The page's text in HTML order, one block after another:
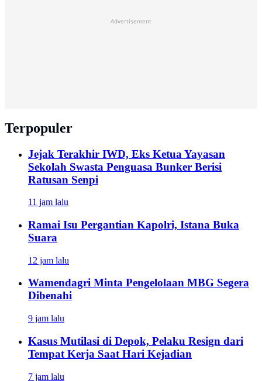
Advertisement
Terpopuler
Jejak Terakhir IWD, Eks Ketua Yayasan
Sekolah Swasta Penguasa Bunker Berisi
Ratusan Senpi
11 jam lalu
Ramai Isu Pergantian Kapolri, Istana Buka
Suara
12 jam lalu
Wamendagri Minta Pengelolaan MBG Segera
Dibenahi
9 jam lalu
Kasus Mutilasi di Depok, Pelaku Resign dari
Tempat Kerja Saat Hari Kejadian
7 jam lalu